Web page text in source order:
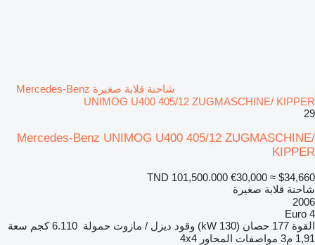
شاحنة قلابة صغيرة Mercedes-Benz
UNIMOG U400 405/12 ZUGMASCHINE/ KIPPER
29
Mercedes-Benz UNIMOG U400 405/12 ZUGMASCHINE/
KIPPER
TND 101,500.000 €30,000 ≈ $34,660
شاحنة قلابة صغيرة
2006
Euro 4
القوة 177 حصان (130 kW) وقود ديزل / مازوت حمولة 6.110 كجم
سعة
1,91 م3
مواصفات المحاور 4x4